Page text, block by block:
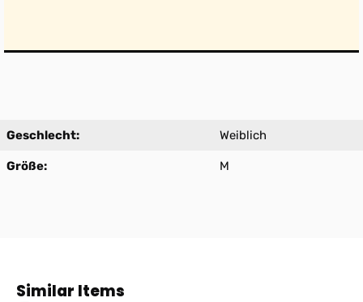
Geschlecht: Weiblich
Größe: M
Produktgalerie überspringen
Similar Items